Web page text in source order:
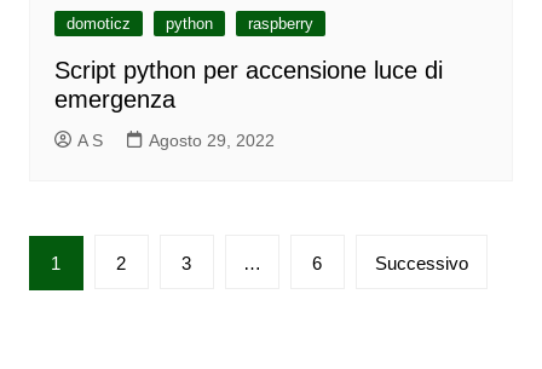
domoticz python raspberry
Script python per accensione luce di
emergenza
A S Agosto 29, 2022
Paginazione
degli
1 2 3 … 6 Successivo